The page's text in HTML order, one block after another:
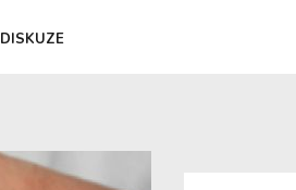
DISKUZE